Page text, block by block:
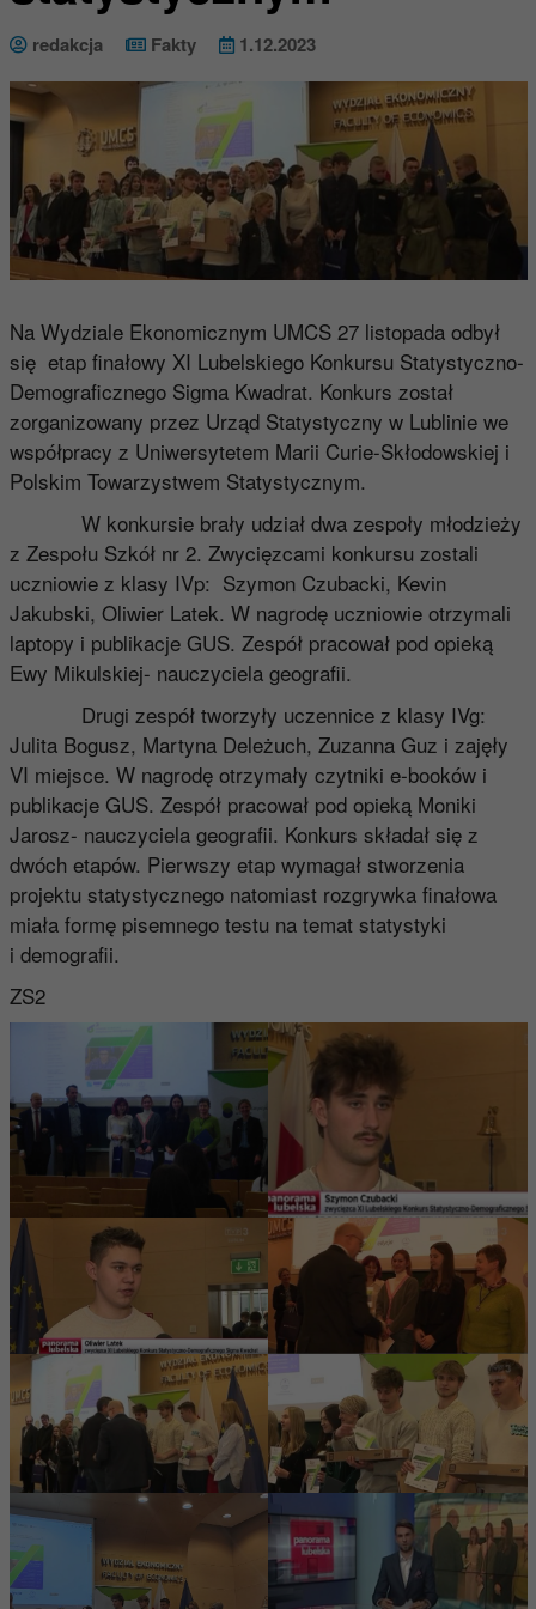
redakcja Fakty 1.12.2023
Na Wydziale Ekonomicznym UMCS 27 listopada odbył
się etap finałowy XI Lubelskiego Konkursu Statystyczno-
Demograficznego Sigma Kwadrat. Konkurs został
zorganizowany przez Urząd Statystyczny w Lublinie we
współpracy z Uniwersytetem Marii Curie-Skłodowskiej i
Polskim Towarzystwem Statystycznym.
W konkursie brały udział dwa zespoły młodzieży
z Zespołu Szkół nr 2. Zwycięzcami konkursu zostali
uczniowie z klasy IVp: Szymon Czubacki, Kevin
Jakubski, Oliwier Latek. W nagrodę uczniowie otrzymali
laptopy i publikacje GUS. Zespół pracował pod opieką
Ewy Mikulskiej- nauczyciela geografii.
Drugi zespół tworzyły uczennice z klasy IVg:
Julita Bogusz, Martyna Deleżuch, Zuzanna Guz i zajęły
VI miejsce. W nagrodę otrzymały czytniki e-booków i
publikacje GUS. Zespół pracował pod opieką Moniki
Jarosz- nauczyciela geografii. Konkurs składał się z
dwóch etapów. Pierwszy etap wymagał stworzenia
projektu statystycznego natomiast rozgrywka finałowa
miała formę pisemnego testu na temat statystyki
i demografii.
ZS2